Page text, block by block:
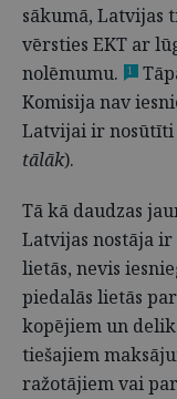
sākumā, Latvijas
vērsties EKT ar
nolēmumu.
1
Komisija nav
Latvijai ir
tālāk).
Tā kā daudzas
Latvijas nostāja
lietās, nevis
piedalās lietās
kopējiem un
tiešajiem
ražotājiem vai